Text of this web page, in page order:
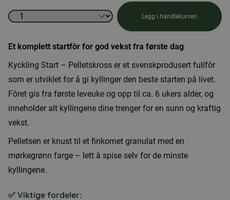
Forrett
kylling
Legg i handlekurven
Et komplett startfôr for god vekst fra første dag
Kyckling Start – Pelletskross er et svenskprodusert fullfôr
som er utviklet for å gi kyllinger den beste starten på livet.
Fôret gis fra første leveuke og opp til ca. 6 ukers alder, og
inneholder alt kyllingene dine trenger for en sunn og kraftig
vekst.
Pelletsen er knust til et finkornet granulat med en
mørkegrønn farge – lett å spise selv for de minste
kyllingene.
✅ Viktige fordeler: